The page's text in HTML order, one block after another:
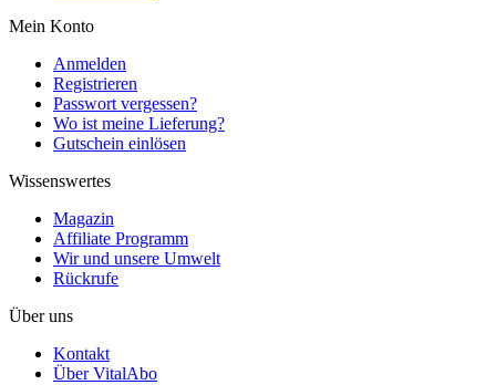
Mein Konto
Anmelden
Registrieren
Passwort vergessen?
Wo ist meine Lieferung?
Gutschein einlösen
Wissenswertes
Magazin
Affiliate Programm
Wir und unsere Umwelt
Rückrufe
Über uns
Kontakt
Über VitalAbo